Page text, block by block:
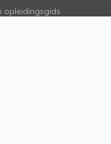
opleidingsgids